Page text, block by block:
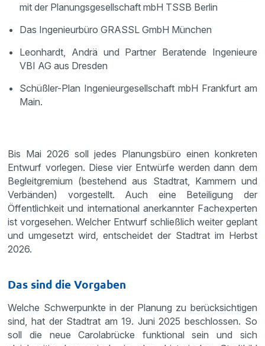
mit der Planungsgesellschaft mbH TSSB Berlin
Das Ingenieurbüro GRASSL GmbH München
Leonhardt, Andrä und Partner Beratende Ingenieure
VBI AG aus Dresden
Schüßler-Plan Ingenieurgesellschaft mbH Frankfurt am
Main.
Bis Mai 2026 soll jedes Planungsbüro einen konkreten
Entwurf vorlegen. Diese vier Entwürfe werden dann dem
Begleitgremium (bestehend aus Stadtrat, Kammern und
Verbänden) vorgestellt. Auch eine Beteiligung der
Öffentlichkeit und international anerkannter Fachexperten
ist vorgesehen. Welcher Entwurf schließlich weiter geplant
und umgesetzt wird, entscheidet der Stadtrat im Herbst
2026.
Das sind die Vorgaben
Welche Schwerpunkte in der Planung zu berücksichtigen
sind, hat der Stadtrat am 19. Juni 2025 beschlossen. So
soll die neue Carolabrücke funktional sein und sich